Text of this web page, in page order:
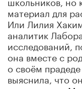
материал для
Или Лилия
аналитик
исследований,
она вместе с
о своём
выяснила, что